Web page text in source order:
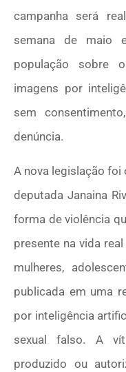
campanha será
semana de maio
população sobre
imagens por
sem
denúncia.
A nova legislação foi
deputada Janaina
forma de violência
presente na vida
mulheres,
publicada em uma
por inteligência
sexual falso. A
produzido ou